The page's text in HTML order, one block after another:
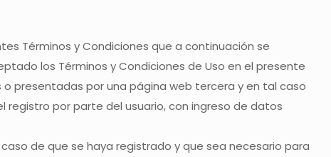
Términos y Condiciones que a continuación se
los Términos y Condiciones de Uso en el presente
presentadas por una página web tercera y en tal caso
registro por parte del usuario, con ingreso de datos
de que se haya registrado y que sea necesario para